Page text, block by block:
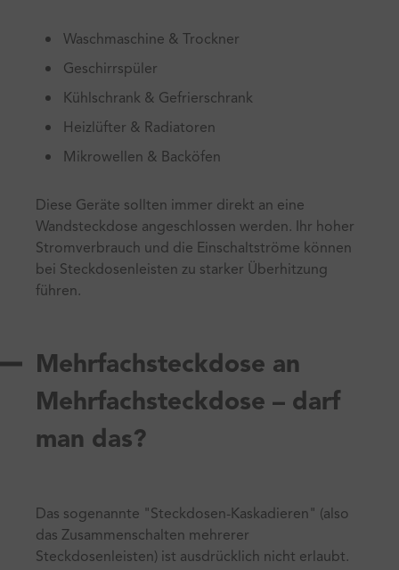
Waschmaschine & Trockner
Geschirrspüler
Kühlschrank & Gefrierschrank
Heizlüfter & Radiatoren
Mikrowellen & Backöfen
Diese Geräte sollten immer direkt an eine
Wandsteckdose angeschlossen werden. Ihr hoher
Stromverbrauch und die Einschaltströme können
bei Steckdosenleisten zu starker Überhitzung
führen.
Mehrfachsteckdose an
Mehrfachsteckdose – darf
man das?
Das sogenannte "Steckdosen-Kaskadieren" (also
das Zusammenschalten mehrerer
Steckdosenleisten) ist ausdrücklich nicht erlaubt.